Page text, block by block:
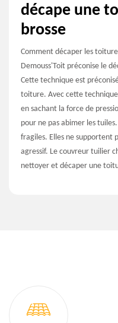
décape une
brosse
Comment décaper les
Demouss'Toit préconise le
Cette technique est
toiture. Avec cette
en sachant la force de
pour ne pas abimer les
fragiles. Elles ne supportent
agressif. Le couvreur tuilier
nettoyer et décaper une